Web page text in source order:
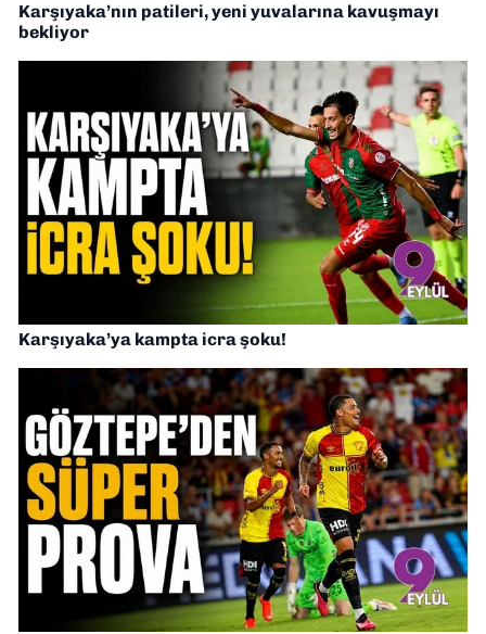
Karşıyaka’nın patileri, yeni yuvalarına kavuşmayı
bekliyor
Karşıyaka’ya kampta icra şoku!